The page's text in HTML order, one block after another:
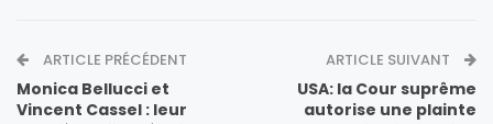
ARTICLE PRÉCÉDENT
Monica Bellucci et
Vincent Cassel : leur
ARTICLE SUIVANT
USA: la Cour suprême
autorise une plainte